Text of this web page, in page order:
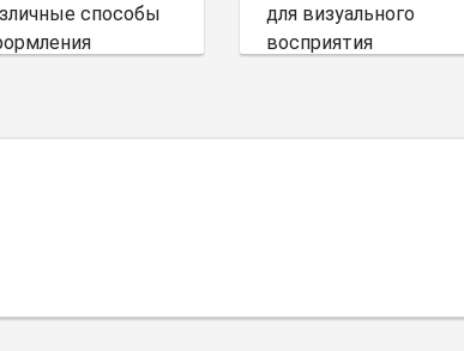
способы
для визуального
восприятия